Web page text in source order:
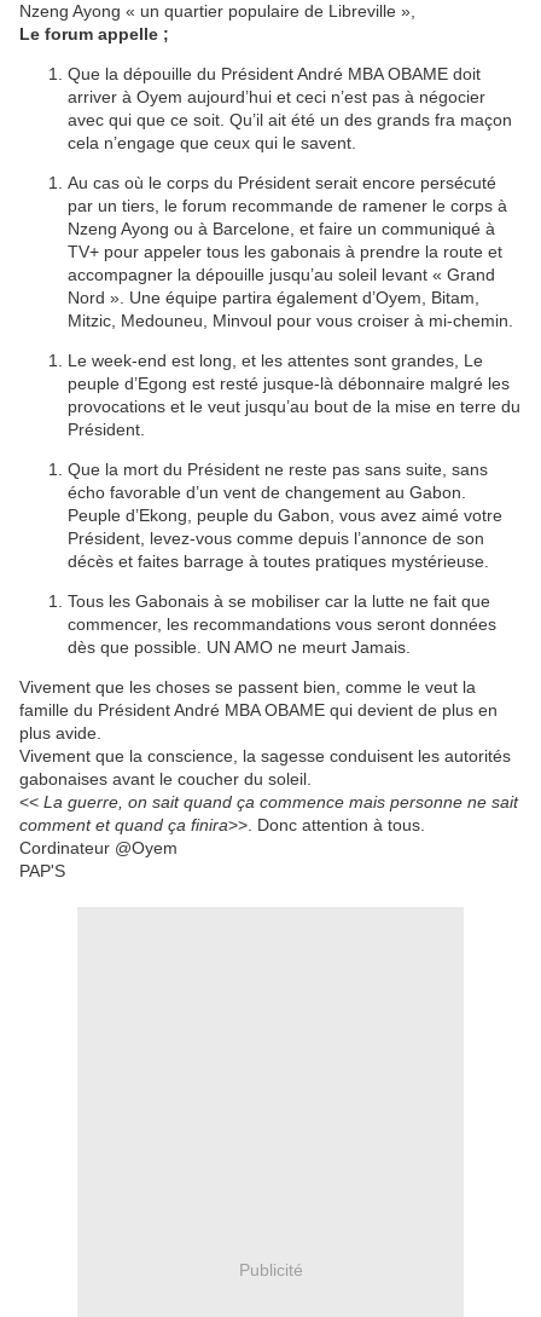
Nzeng Ayong « un quartier populaire de Libreville »,
Le forum appelle ;
Que la dépouille du Président André MBA OBAME doit
arriver à Oyem aujourd’hui et ceci n’est pas à négocier
avec qui que ce soit. Qu’il ait été un des grands fra maçon
cela n’engage que ceux qui le savent.
Au cas où le corps du Président serait encore persécuté
par un tiers, le forum recommande de ramener le corps à
Nzeng Ayong ou à Barcelone, et faire un communiqué à
TV+ pour appeler tous les gabonais à prendre la route et
accompagner la dépouille jusqu’au soleil levant « Grand
Nord ». Une équipe partira également d’Oyem, Bitam,
Mitzic, Medouneu, Minvoul pour vous croiser à mi-chemin.
Le week-end est long, et les attentes sont grandes, Le
peuple d’Egong est resté jusque-là débonnaire malgré les
provocations et le veut jusqu’au bout de la mise en terre du
Président.
Que la mort du Président ne reste pas sans suite, sans
écho favorable d’un vent de changement au Gabon.
Peuple d’Ekong, peuple du Gabon, vous avez aimé votre
Président, levez-vous comme depuis l’annonce de son
décès et faites barrage à toutes pratiques mystérieuse.
Tous les Gabonais à se mobiliser car la lutte ne fait que
commencer, les recommandations vous seront données
dès que possible. UN AMO ne meurt Jamais.
Vivement que les choses se passent bien, comme le veut la
famille du Président André MBA OBAME qui devient de plus en
plus avide.
Vivement que la conscience, la sagesse conduisent les autorités
gabonaises avant le coucher du soleil.
<< La guerre, on sait quand ça commence mais personne ne sait
comment et quand ça finira>>. Donc attention à tous.
Cordinateur @Oyem
PAP'S
Publicité